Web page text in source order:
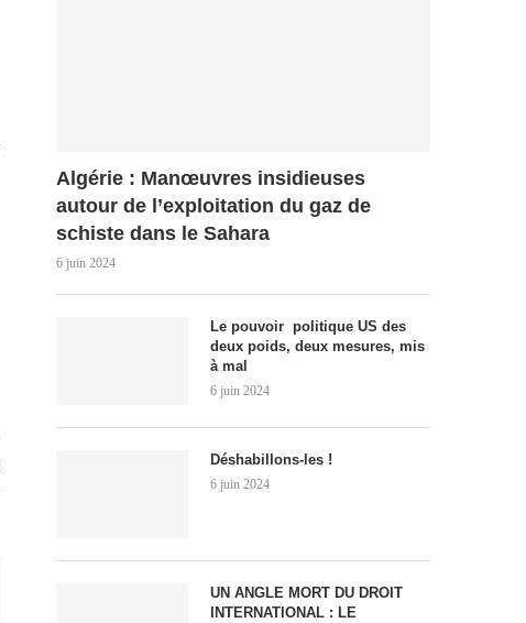
Algérie : Manœuvres insidieuses
autour de l’exploitation du gaz de
schiste dans le Sahara
6 juin 2024
Le pouvoir politique US des
deux poids, deux mesures, mis
à mal
6 juin 2024
Déshabillons-les !
6 juin 2024
UN ANGLE MORT DU DROIT
INTERNATIONAL : LE